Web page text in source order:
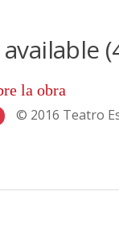
la obra
© 2016 Teatro